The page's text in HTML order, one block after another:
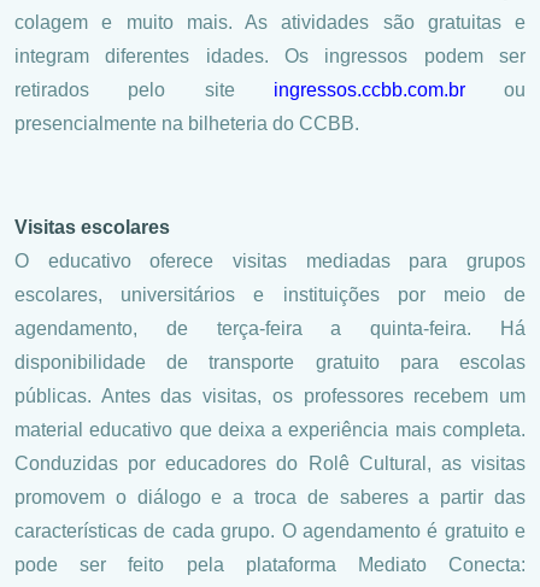
colagem e muito mais. As atividades são gratuitas e
integram diferentes idades. Os ingressos podem ser
retirados pelo site ingressos.ccbb.com.brou
presencialmente na bilheteria do CCBB.
Visitas escolares
O educativo oferece visitas mediadas para grupos​
escolares, universitários e instituições por meio de
agendamento​, de terça-feira a quinta-feira. Há
disponibilidade de transporte gratuito para escolas
públicas. Antes das visitas, os professores recebem um
material educativo que deixa a experiência mais completa.
Conduzidas por educadores do​ ​R​olê Cultural, as visitas
promovem o diálogo e a troca de saberes a partir das
características de cada grupo. O agendamento é gratuito e
pode ser feito pela plataforma Mediato Conecta: